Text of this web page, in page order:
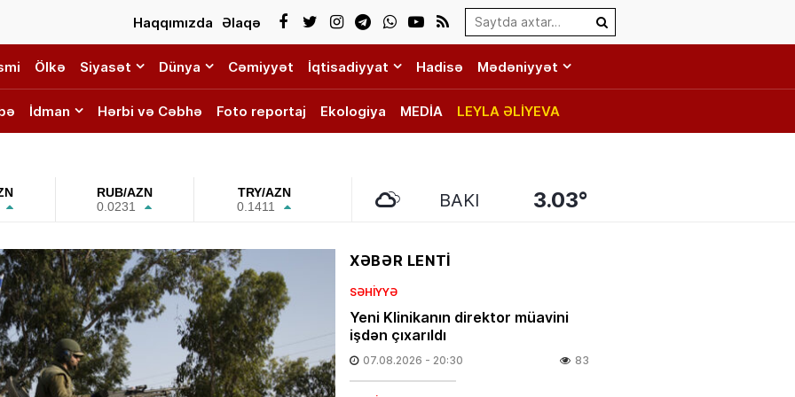
Search…
Haqqımızda Əlaqə
Ölkə Siyasət Dünya Cəmiyyət İqtisadiyyat Hadisə Mədəniyyət
İdman Hərbi və Cəbhə Foto reportaj Ekologiya MEDİA LEYLA ƏLİYEVA
RUB/AZN
0.0231
TRY/AZN
0.1411
BAKI 3.03°
XƏBƏR LENTİ
SƏHIYYƏ
Yeni Klinikanın direktor müavini
işdən çıxarıldı
07.08.2026 - 20:30 83